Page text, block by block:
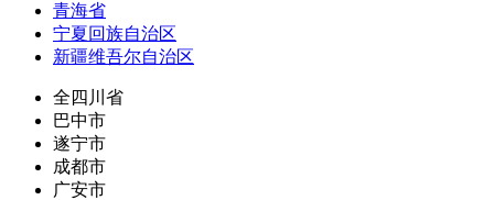
青海省
宁夏回族自治区
新疆维吾尔自治区
全四川省
巴中市
遂宁市
成都市
广安市